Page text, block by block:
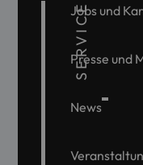
SERVICE
Jobs und
Presse und
News